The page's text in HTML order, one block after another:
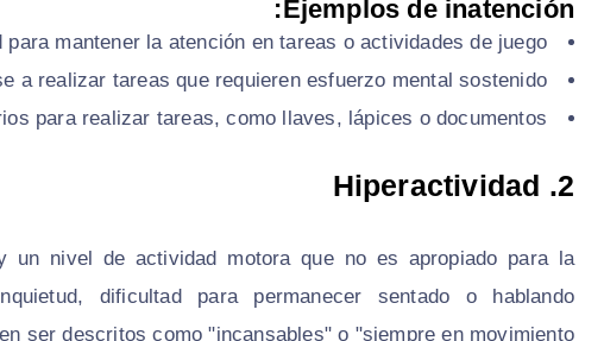
Ejemplos de inatención:
para mantener la atención en tareas o actividades de juego.
a realizar tareas que requieren esfuerzo mental sostenido.
para realizar tareas, como llaves, lápices o documentos.
2.
Hiperactividad
un nivel de actividad motora que no es apropiado para la
dificultad para permanecer sentado o hablando
ser descritos como "incansables" o "siempre en movimiento".